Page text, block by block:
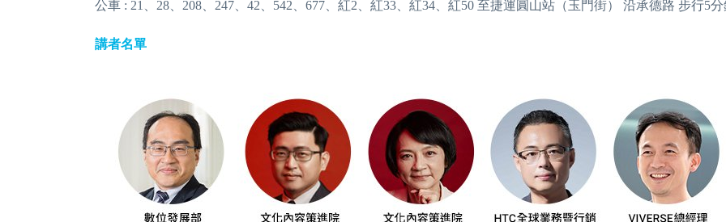
公車 : 21、28、208、247、42、542、677、紅2、紅33、紅34、紅50 至捷運圓山站（玉門街） 沿承德路 步行5
講者名單